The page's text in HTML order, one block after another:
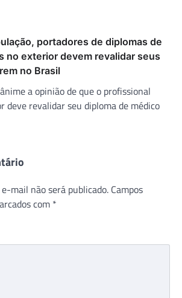
portadores de diplomas de
no exterior devem revalidar seus
no Brasil
a opinião de que o profissional
deve revalidar seu diploma de médico
mail não será publicado. Campos
com *